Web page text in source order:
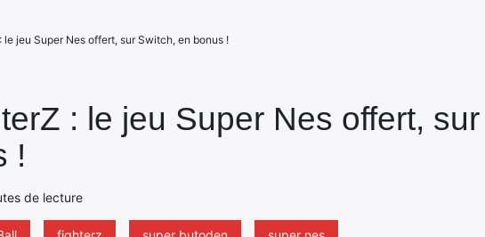
: le jeu Super Nes offert, sur
!
de lecture
le jeu Super Nes offert, sur Switch, en bonus !